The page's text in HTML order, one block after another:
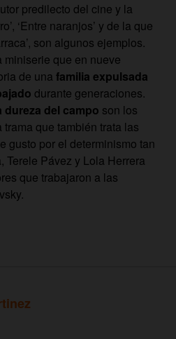
predilecto del cine y la
‘Entre naranjos’ y de la que
son algunos ejemplos.
miniserie que en nueve
de una familia expulsada
durante generaciones.
del campo son los
que también trata las
gusto por el determinismo tan
Terele Pávez y Lola Herrera
que trabajaron a las